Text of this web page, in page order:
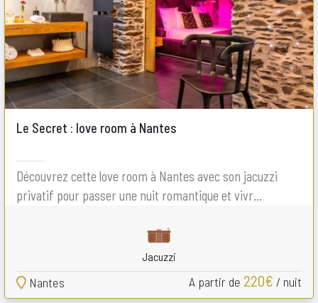
Le Secret : love room à Nantes
Découvrez cette love room à Nantes avec son jacuzzi
privatif pour passer une nuit romantique et vivr...
Jacuzzi
Nantes A partir de 220€ / nuit